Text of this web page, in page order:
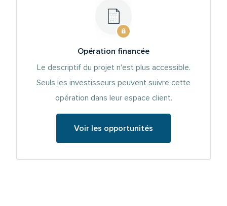
Opération financée
Le descriptif du projet n'est plus accessible.
Seuls les investisseurs peuvent suivre cette
opération dans leur espace client.
Voir les opportunités